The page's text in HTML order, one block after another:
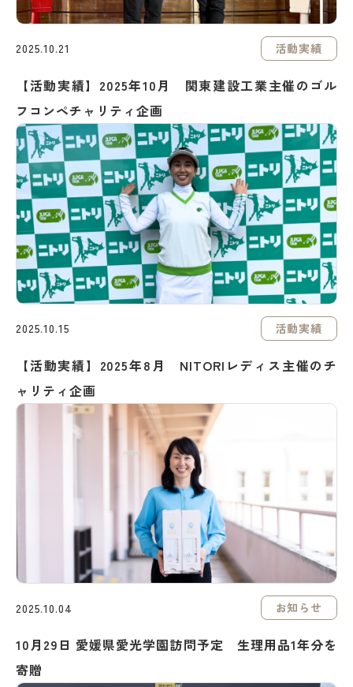
2025.10.21 活動実績
【活動実績】2025年10月 関東建設工業主催のゴル
フコンペチャリティ企画
2025.10.15 活動実績
【活動実績】2025年8月 NITORIレディス主催のチ
ャリティ企画
2025.10.04 お知らせ
10月29日 愛媛県愛光学園訪問予定 生理用品1年分を
寄贈